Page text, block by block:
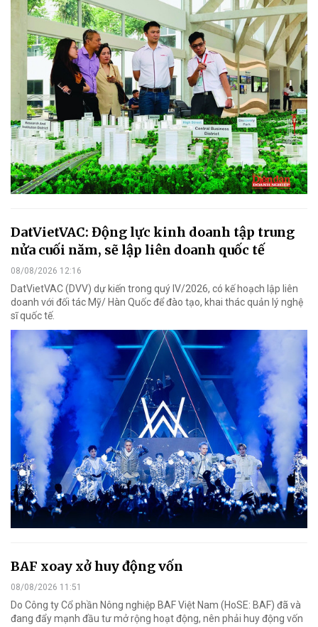
DatVietVAC: Động lực kinh doanh tập trung
nửa cuối năm, sẽ lập liên doanh quốc tế
08/08/2026 12:16
DatVietVAC (DVV) dự kiến trong quý IV/2026, có kế hoạch lập liên
doanh với đối tác Mỹ/ Hàn Quốc để đào tạo, khai thác quản lý nghệ
sĩ quốc tế.
BAF xoay xở huy động vốn
08/08/2026 11:51
Do Công ty Cổ phần Nông nghiệp BAF Việt Nam (HoSE: BAF) đã và
đang đẩy mạnh đầu tư mở rộng hoạt động, nên phải huy động vốn